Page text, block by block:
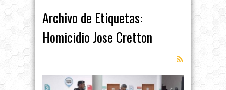
Archivo de Etiquetas:
Homicidio Jose Cretton